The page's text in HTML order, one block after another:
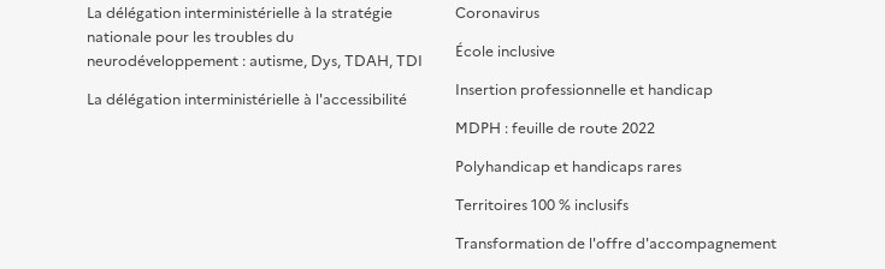
La délégation interministérielle à la stratégie
nationale pour les troubles du
neurodéveloppement : autisme, Dys, TDAH, TDI
La délégation interministérielle à l'accessibilité
Coronavirus
École inclusive
Insertion professionnelle et handicap
MDPH : feuille de route 2022
Polyhandicap et handicaps rares
Territoires 100 % inclusifs
Transformation de l'offre d'accompagnement